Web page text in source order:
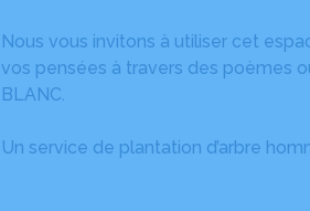
Nous vous invitons à utiliser cet
vos pensées à travers des poèmes
BLANC.
Un service de plantation d’arbre